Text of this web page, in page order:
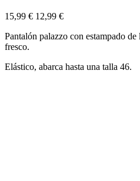
15,99 € 12,99 €
Pantalón palazzo con estampado
fresco.
Elástico, abarca hasta una talla 46.